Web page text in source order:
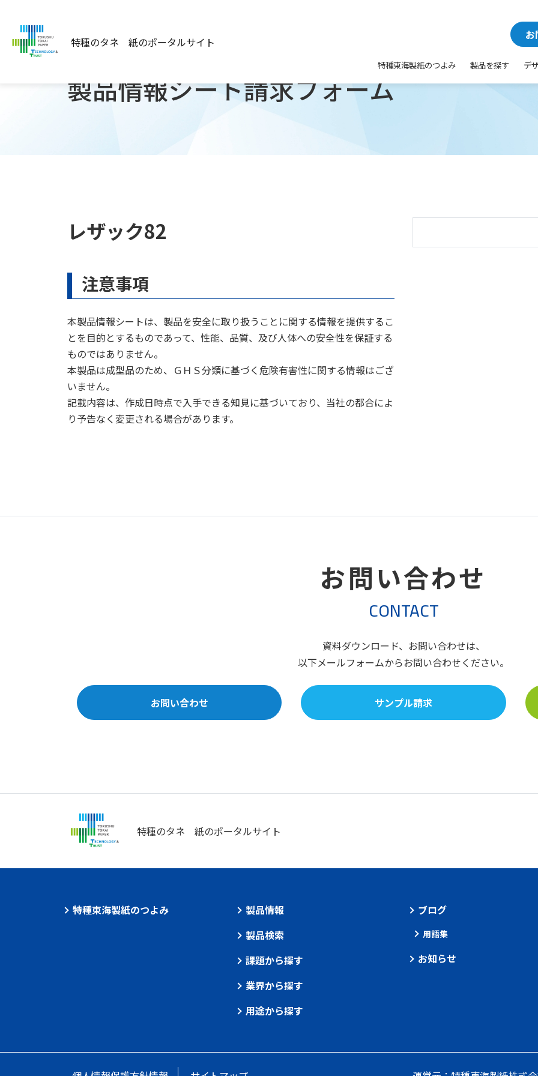
特種のタネ 紙のポータルサイト
特種東海製紙のつよみ 製品を探す デ
お
製品情報シート請求フォーム
レザック82
注意事項
本製品情報シートは、製品を安全に取り扱うことに関する情報を提供するこ
とを目的とするものであって、性能、品質、及び人体への安全性を保証する
ものではありません。
本製品は成型品のため、ＧＨＳ分類に基づく危険有害性に関する情報はござ
いません。
記載内容は、作成日時点で入手できる知見に基づいており、当社の都合によ
り予告なく変更される場合があります。
お問い合わせ
CONTACT
資料ダウンロード、お問い合わせは、
以下メールフォームからお問い合わせください。
お問い合わせ サンプル請求
特種のタネ 紙のポータルサイト
特種東海製紙のつよみ
製品情報
製品検索
課題から探す
業界から探す
用途から探す
ブログ
用語集
お知らせ